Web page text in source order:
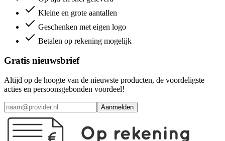
Kleine en grote aantallen
Geschenken met eigen logo
Betalen op rekening mogelijk
Gratis nieuwsbrief
Altijd op de hoogte van de nieuwste producten, de voordeligste
acties en persoonsgebonden voordeel!
Aanmelden